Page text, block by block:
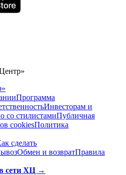
Программа
Инвесторам и
со стилистамиПубличная
cookiesПолитика
сделать
Обмен и возвратПравила
сети ХЦ →